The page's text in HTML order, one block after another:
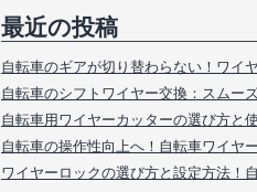
最近の投稿
自転車のギアが切り替わらない！ワイ
自転車のシフトワイヤー交換：スムー
自転車用ワイヤーカッターの選び方と
自転車の操作性向上へ！自転車ワイヤ
ワイヤーロックの選び方と設定方法！